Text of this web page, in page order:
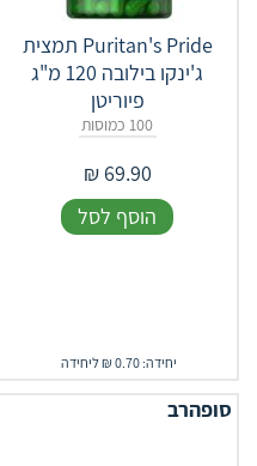
Puritan's Pride תמצית
ג'ינקו בילובה 120 מ"ג
פיוריטן
100 כמוסות
69.90
₪
הוסף לסל
יחידה: 0.70 ₪ ליחידה
סופהרב